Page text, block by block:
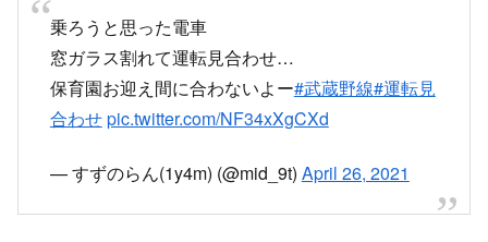
乗ろうと思った電車
窓ガラス割れて運転見合わせ…
合わせpic.twitter.com/NF34xXgCXd